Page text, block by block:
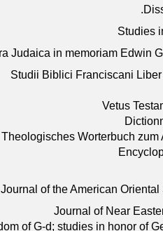
Studies
Judaica in memoriam Edwin
Studii Biblici Franciscani
Vetus
Theologisches Worterbuch zum
Journal of the American
Journal of Near
of G-d; studies in honor of